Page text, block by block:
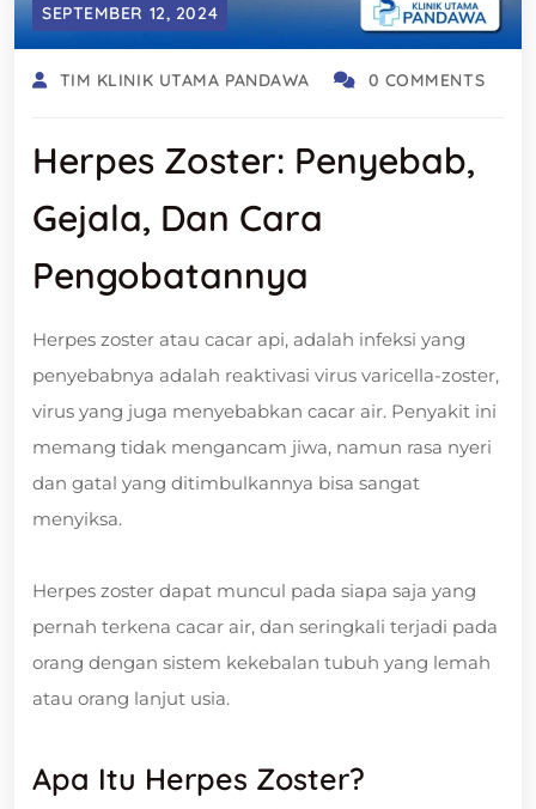
SEPTEMBER 12, 2024
TIM KLINIK UTAMA PANDAWA 0 COMMENTS
Herpes Zoster: Penyebab,
Gejala, Dan Cara
Pengobatannya
Herpes zoster atau cacar api, adalah infeksi yang
penyebabnya adalah reaktivasi virus varicella-zoster,
virus yang juga menyebabkan cacar air. Penyakit ini
memang tidak mengancam jiwa, namun rasa nyeri
dan gatal yang ditimbulkannya bisa sangat
menyiksa.
Herpes zoster dapat muncul pada siapa saja yang
pernah terkena cacar air, dan seringkali terjadi pada
orang dengan sistem kekebalan tubuh yang lemah
atau orang lanjut usia.
Apa Itu Herpes Zoster?